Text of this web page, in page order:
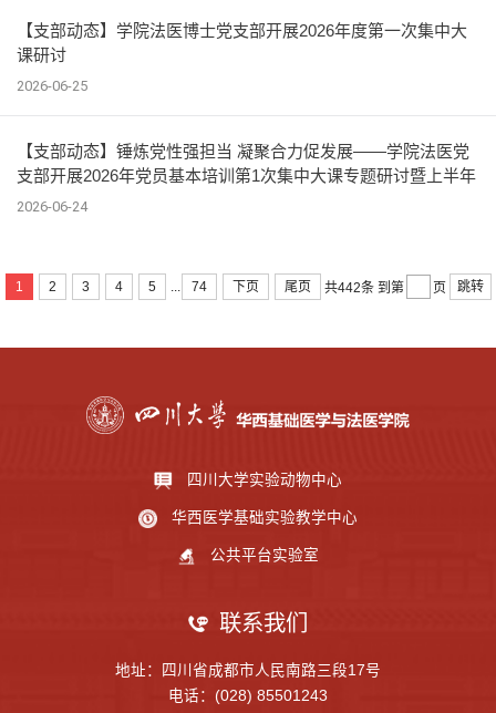
【支部动态】学院法医博士党支部开展2026年度第一次集中大
课研讨
2026-06-25
【支部动态】锤炼党性强担当 凝聚合力促发展——学院法医党
支部开展2026年党员基本培训第1次集中大课专题研讨暨上半年
工作总结
2026-06-24
1 2 3 4 5 74 下页 尾页 共442条 到第 页 跳转
四川大学实验动物中心
华西医学基础实验教学中心
公共平台实验室
联系我们
地址：四川省成都市人民南路三段17号
电话：(028) 85501243